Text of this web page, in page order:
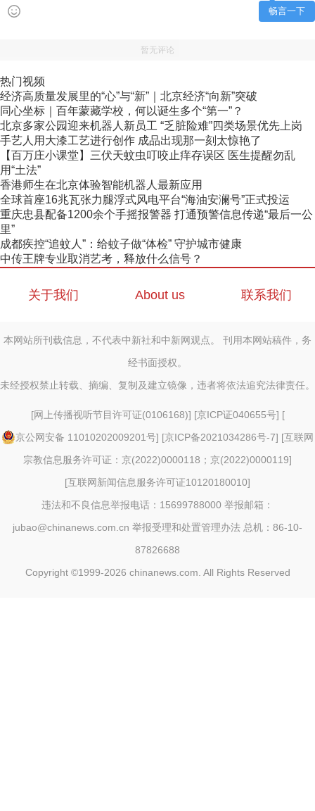
畅言一下
暂无评论
热门视频
经济高质量发展里的“心”与“新”｜北京经济“向新”突破
同心坐标｜百年蒙藏学校，何以诞生多个“第一”？
北京多家公园迎来机器人新员工 “乏脏险难”四类场景优先上岗
手艺人用大漆工艺进行创作 成品出现那一刻太惊艳了
【百万庄小课堂】三伏天蚊虫叮咬止痒存误区 医生提醒勿乱
用“土法”
香港师生在北京体验智能机器人最新应用
全球首座16兆瓦张力腿浮式风电平台“海油安澜号”正式投运
重庆忠县配备1200余个手摇报警器 打通预警信息传递“最后一公
里”
成都疾控“追蚊人”：给蚊子做“体检” 守护城市健康
中传王牌专业取消艺考，释放什么信号？
关于我们 About us 联系我们
本网站所刊载信息，不代表中新社和中新网观点。 刊用本网站稿件，务
经书面授权。
未经授权禁止转载、摘编、复制及建立镜像，违者将依法追究法律责任。
[网上传播视听节目许可证(0106168)] [京ICP证040655号] [
京公网安备 11010202009201号] [京ICP备2021034286号-7] [互联网
宗教信息服务许可证：京(2022)0000118；京(2022)0000119]
[互联网新闻信息服务许可证10120180010]
违法和不良信息举报电话：15699788000 举报邮箱：
jubao@chinanews.com.cn 举报受理和处置管理办法 总机：86-10-
87826688
Copyright ©1999-2026 chinanews.com. All Rights Reserved